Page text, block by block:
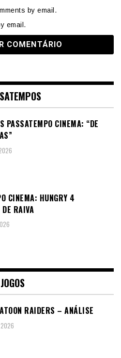
by email.
email.
PASSATEMPO CINEMA: “DE
CINEMA: HUNGRY 4
DE RAIVA
JOGOS
RAIDERS – ANÁLISE
2026